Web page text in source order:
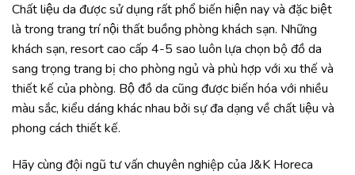
Chất liệu da được sử dụng rất phổ biến hiện nay và đặc biệt
là trong trang trí nội thất buồng phòng khách sạn. Những
khách sạn, resort cao cấp 4-5 sao luôn lựa chọn bộ đồ da
sang trọng trang bị cho phòng ngủ và phù hợp với xu thế và
thiết kế của phòng. Bộ đồ da cũng được biến hóa với nhiều
màu sắc, kiểu dáng khác nhau bởi sự đa dạng về chất liệu và
phong cách thiết kế.
Hãy cùng đội ngũ tư vấn chuyên nghiệp của J&K Horeca